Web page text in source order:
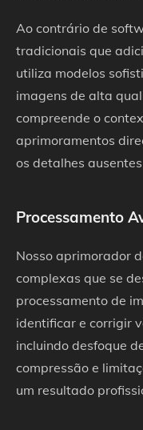
Ao contrário de
tradicionais que
utiliza modelos
imagens de alta
compreende o
aprimoramentos
os detalhes
Processamento
Nosso aprimorador
complexas que se
processamento de
identificar e corrigir
incluindo desfoque
compressão e
um resultado